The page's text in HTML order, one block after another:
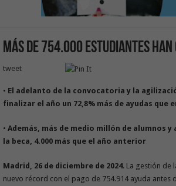
Más de 754.000 estudiantes
tweet
• El adelanto de la convocatoria y la
finalizar el año un 72,8% más de ayudas que
• Además, más de medio millón de alumnos y
la beca, 4.000 más que el año anterior
Madrid, 26 de diciembre de 2024. La gestión de
nuevo récord con el pago de 754.914 ayuda antes